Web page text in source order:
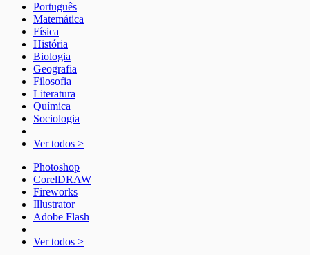
Português
Matemática
Física
História
Biologia
Geografia
Filosofia
Literatura
Química
Sociologia
Ver todos >
Photoshop
CorelDRAW
Fireworks
Illustrator
Adobe Flash
Ver todos >